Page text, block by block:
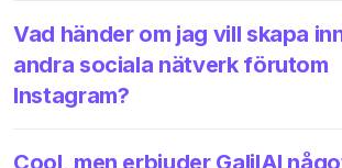
Vad händer om jag vill skapa
andra sociala nätverk förutom
Instagram?
Cool, men erbjuder GalilAI